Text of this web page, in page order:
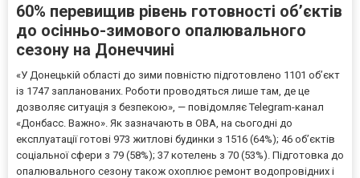
60% перевищив рівень готовності об’єктів
до осінньо-зимового опалювального
сезону на Донеччині
«У Донецькій області до зими повністю підготовлено 1101 об’єкт
із 1747 запланованих. Роботи проводяться лише там, де це
дозволяє ситуація з безпекою», — повідомляє Telegram-канал
«Донбасс. Важно». Як зазначають в ОВА, на сьогодні до
експлуатації готові 973 житлові будинки з 1516 (64%); 46 об’єктів
соціальної сфери з 79 (58%); 37 котелень з 70 (53%). Підготовка до
опалювального сезону також охоплює ремонт водопровідних і